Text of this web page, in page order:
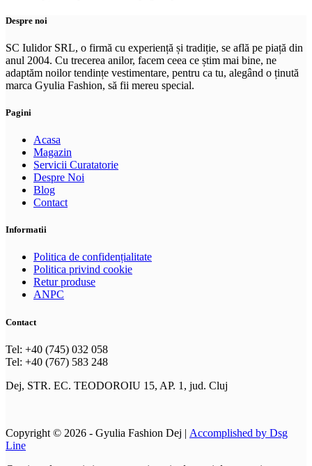
Despre noi
SC Iulidor SRL, o firmă cu experiență și tradiție, se află pe piață din
anul 2004. Cu trecerea anilor, facem ceea ce știm mai bine, ne
adaptăm noilor tendințe vestimentare, pentru ca tu, alegând o ținută
marca Gyulia Fashion, să fii mereu special.
Pagini
Acasa
Magazin
Servicii Curatatorie
Despre Noi
Blog
Contact
Informatii
Politica de confidențialitate
Politica privind cookie
Retur produse
ANPC
Contact
Tel: +40 (745) 032 058
Tel: +40 (767) 583 248
Dej, STR. EC. TEODOROIU 15, AP. 1, jud. Cluj
Copyright © 2026 - Gyulia Fashion Dej | Accomplished by Dsg
Line